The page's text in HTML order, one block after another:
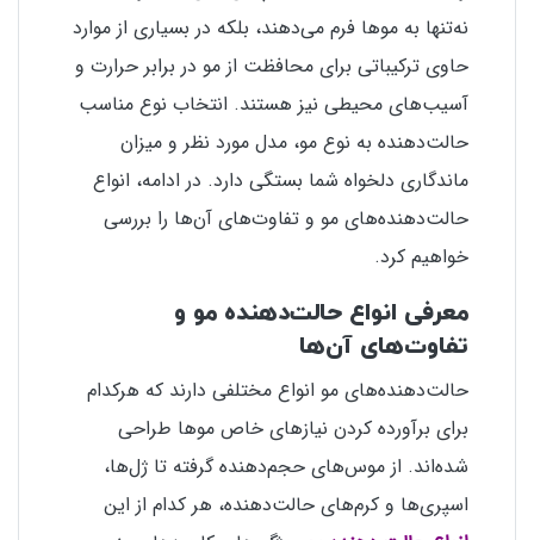
نه‌تنها به موها فرم می‌دهند، بلکه در بسیاری از موارد
حاوی ترکیباتی برای محافظت از مو در برابر حرارت و
آسیب‌های محیطی نیز هستند. انتخاب نوع مناسب
حالت‌دهنده به نوع مو، مدل مورد نظر و میزان
ماندگاری دلخواه شما بستگی دارد. در ادامه، انواع
حالت‌دهنده‌های مو و تفاوت‌های آن‌ها را بررسی
خواهیم کرد.
معرفی انواع حالت‌دهنده مو و
تفاوت‌های آن‌ها
حالت‌دهنده‌های مو انواع مختلفی دارند که هرکدام
برای برآورده کردن نیازهای خاص موها طراحی
شده‌اند. از موس‌های حجم‌دهنده گرفته تا ژل‌ها،
اسپری‌ها و کرم‌های حالت‌دهنده، هر کدام از این